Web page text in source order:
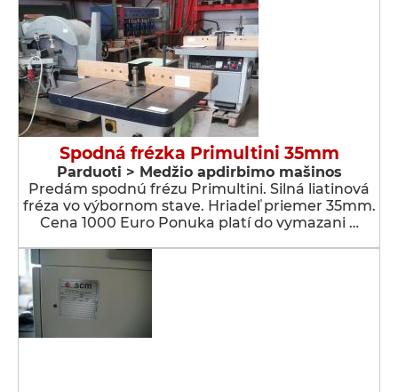
Spodná frézka Primultini 35mm
Parduoti > Medžio apdirbimo mašinos
Predám spodnú frézu Primultini. Silná liatinová
fréza vo výbornom stave. Hriadeľ priemer 35mm.
Cena 1000 Euro Ponuka platí do vymazani …